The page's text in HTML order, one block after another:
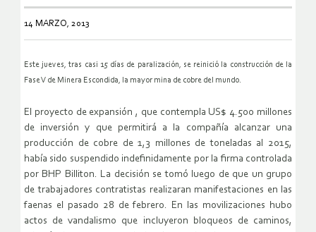
14 MARZO, 2013
Este jueves, tras casi 15 días de paralización, se reinició la construcción de la
Fase V de Minera Escondida, la mayor mina de cobre del mundo.
El proyecto de expansión , que contempla US$ 4.500 millones
de inversión y que permitirá a la compañía alcanzar una
producción de cobre de 1,3 millones de toneladas al 2015,
había sido suspendido indefinidamente por la firma controlada
por BHP Billiton. La decisión se tomó luego de que un grupo
de trabajadores contratistas realizaran manifestaciones en las
faenas el pasado 28 de febrero. En las movilizaciones hubo
actos de vandalismo que incluyeron bloqueos de caminos,